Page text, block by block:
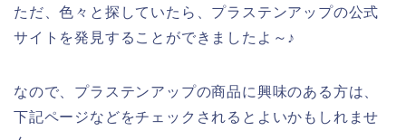
ただ、色々と探していたら、プラステンアップの公式
サイトを発見することができましたよ～♪
なので、プラステンアップの商品に興味のある方は、
下記ページなどをチェックされるとよいかもしれませ